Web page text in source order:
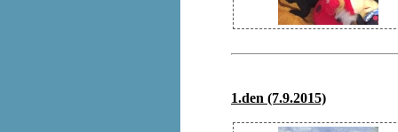
1.den (7.9.2015)